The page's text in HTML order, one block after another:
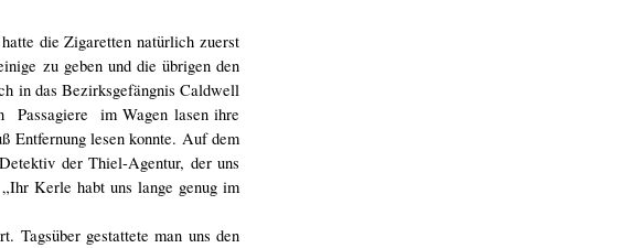
die Zigaretten natürlich zuerst
zu geben und die übrigen den
in das Bezirksgefängnis Caldwell
Passagiere im Wagen lasen ihre
Entfernung lesen konnte. Auf dem
der Thiel-Agentur, der uns
Kerle habt uns lange genug im
gestattete man uns den